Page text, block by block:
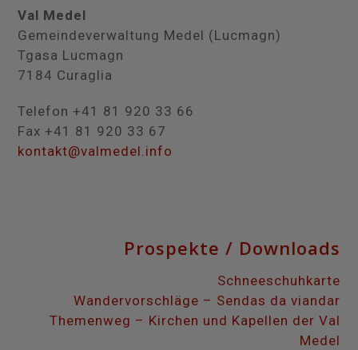
Val Medel
Gemeindeverwaltung Medel (Lucmagn)
Tgasa Lucmagn
7184 Curaglia
Telefon +41 81 920 33 66
Fax +41 81 920 33 67
kontakt@valmedel.info
Prospekte / Downloads
Schneeschuhkarte
Wandervorschläge – Sendas da viandar
Themenweg – Kirchen und Kapellen der Val
Medel